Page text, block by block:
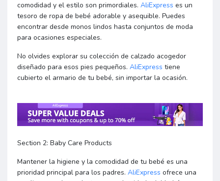
comodidad y el estilo son primordiales. AliExpress es un
tesoro de ropa de bebé adorable y asequible. Puedes
encontrar desde monos lindos hasta conjuntos de moda
para ocasiones especiales.
No olvides explorar su colección de calzado acogedor
diseñado para esos pies pequeños. AliExpress tiene
cubierto el armario de tu bebé, sin importar la ocasión.
Section 2: Baby Care Products
Mantener la higiene y la comodidad de tu bebé es una
prioridad principal para los padres. AliExpress ofrece una